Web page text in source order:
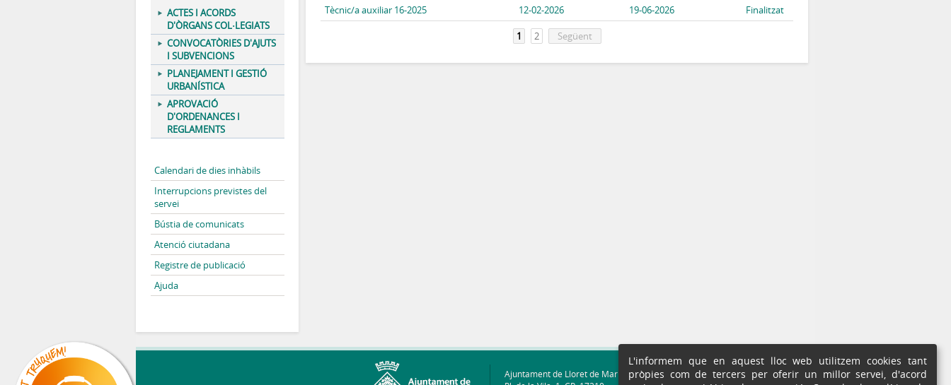
ACTES I ACORDS
D'ÒRGANS COL·LEGIATS
CONVOCATÒRIES D'AJUTS
I SUBVENCIONS
PLANEJAMENT I GESTIÓ
URBANÍSTICA
APROVACIÓ
D'ORDENANCES I
REGLAMENTS
Calendari de dies inhàbils
Interrupcions previstes del
servei
Bústia de comunicats
Atenció ciutadana
Registre de publicació
Ajuda
Tècnic/a auxiliar 16-2025
12-02-2026 19-06-2026 Finalitzat
1 2 Següent
Ajuntament de Lloret de Mar
L'informem que en aquest lloc web utilitzem cookies tant
pròpies com de tercers per oferir un millor servei, d'acord